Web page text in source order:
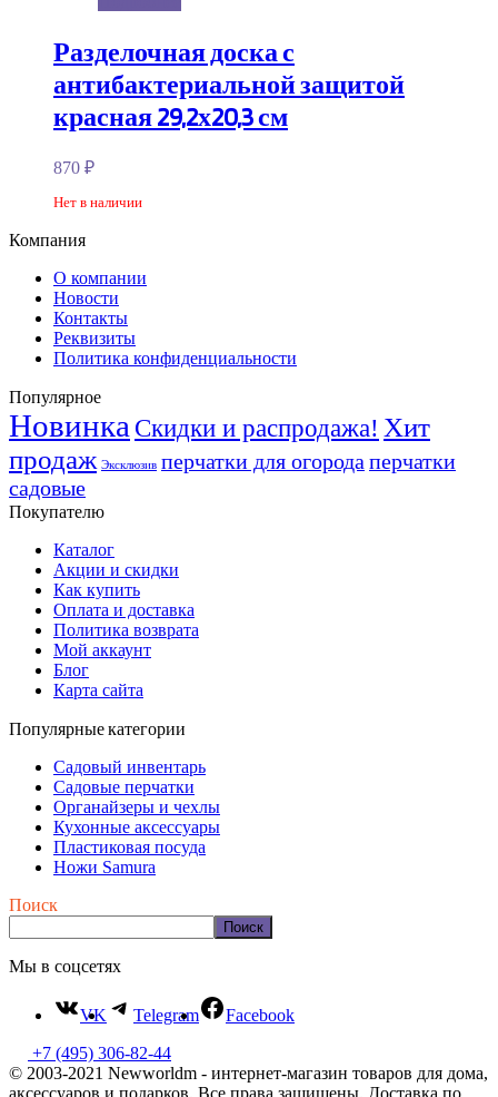
Разделочная доска с
антибактериальной защитой
красная 29,2х20,3 см
870 ₽
Нет в наличии
Компания
О компании
Новости
Контакты
Реквизиты
Политика конфиденциальности
Популярное
Новинка Скидки и распродажа! Хит
продаж Эксклюзив перчатки для огорода перчатки
садовые
Покупателю
Каталог
Акции и скидки
Как купить
Оплата и доставка
Политика возврата
Мой аккаунт
Блог
Карта сайта
Популярные категории
Садовый инвентарь
Садовые перчатки
Органайзеры и чехлы
Кухонные аксессуары
Пластиковая посуда
Ножи Samura
Поиск
Поиск
Мы в соцсетях
VK Telegram
Facebook
+7 (495) 306-82-44
© 2003-2021 Newworldm - интернет-магазин товаров для дома,
аксессуаров и подарков. Все права защищены. Доставка по